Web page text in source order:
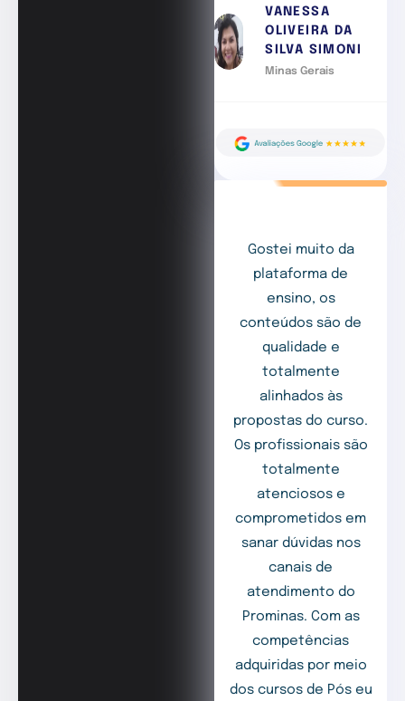
VANESSA
OLIVEIRA DA
SILVA SIMONI
Minas Gerais
Gostei muito da
plataforma de
ensino, os
conteúdos são de
qualidade e
totalmente
alinhados às
propostas do curso.
Os profissionais são
totalmente
atenciosos e
comprometidos em
sanar dúvidas nos
canais de
atendimento do
Prominas. Com as
competências
adquiridas por meio
dos cursos de Pós eu